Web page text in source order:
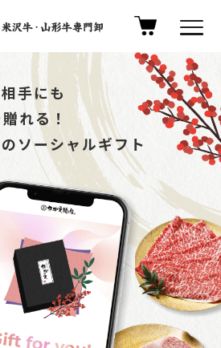
手にも
れる！
ソーシャルギフト